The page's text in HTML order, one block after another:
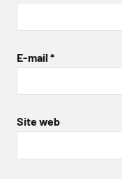
E-mail *
Site web